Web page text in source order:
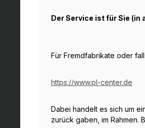
Der Service ist für Sie (in
Für Fremdfabrikate oder
https://www.pl-center.de
Dabei handelt es sich um
zurück gaben, im Rahmen.